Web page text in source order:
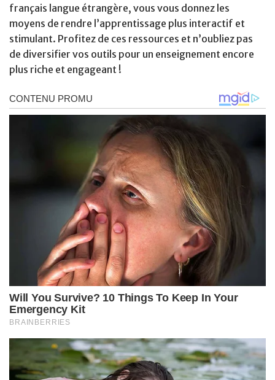
français langue étrangère, vous vous donnez les
moyens de rendre l’apprentissage plus interactif et
stimulant. Profitez de ces ressources et n’oubliez pas
de diversifier vos outils pour un enseignement encore
plus riche et engageant !